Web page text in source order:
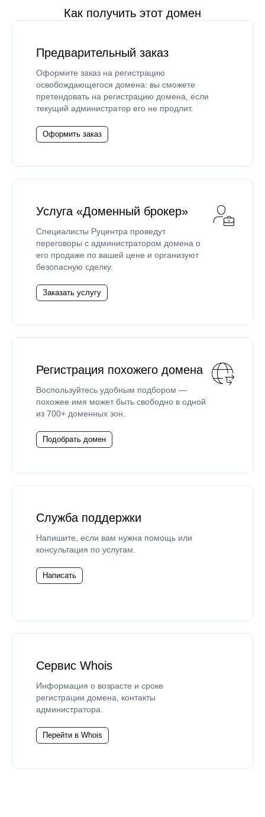
Как получить этот домен
Предварительный заказ
Оформите заказ на регистрацию
освобождающегося домена: вы сможете
претендовать на регистрацию домена, если
текущий администратор его не продлит.
Оформить заказ
Услуга «Доменный брокер»
Специалисты Руцентра проведут
переговоры с администратором домена о
его продаже по вашей цене и организуют
безопасную сделку.
Заказать услугу
Регистрация похожего домена
Воспользуйтесь удобным подбором —
похожее имя может быть свободно в одной
из 700+ доменных зон.
Подобрать домен
Служба поддержки
Напишите, если вам нужна помощь или
консультация по услугам.
Написать
Сервис Whois
Информация о возрасте и сроке
регистрации домена, контакты
администратора.
Перейти в Whois